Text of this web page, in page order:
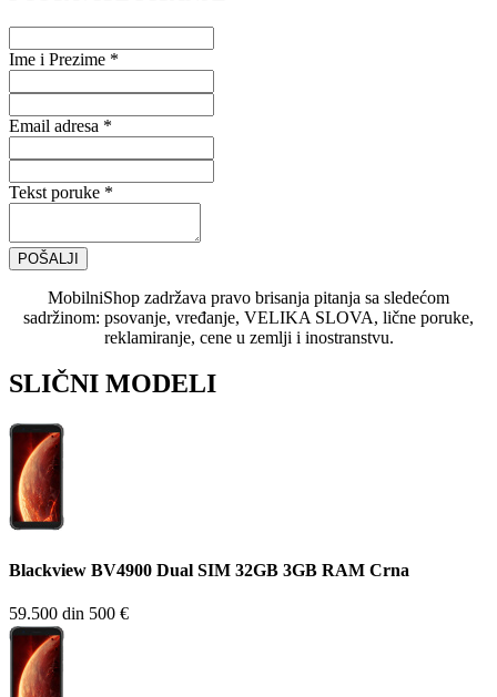
Ime i Prezime *
Email adresa *
Tekst poruke *
POŠALJI
MobilniShop zadržava pravo brisanja pitanja sa sledećom
sadržinom: psovanje, vređanje, VELIKA SLOVA, lične poruke,
reklamiranje, cene u zemlji i inostranstvu.
SLIČNI MODELI
Blackview BV4900 Dual SIM 32GB 3GB RAM Crna
59.500 din 500 €